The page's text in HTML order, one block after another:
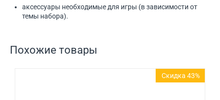
аксессуары необходимые для игры (в зависимости от
темы набора).
Похожие товары
Скидка 43%